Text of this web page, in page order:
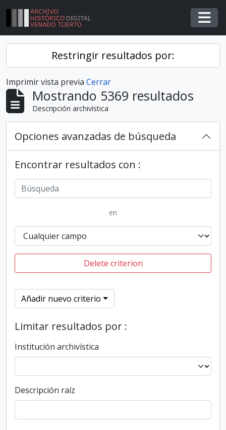
Skip to main content
Restringir resultados por:
Imprimir vista previa Cerrar
Mostrando 5369 resultados
Descripción archivística
Opciones avanzadas de búsqueda
Encontrar resultados con :
en
Delete criterion
Añadir nuevo criterio
Limitar resultados por :
Institución archivística
Descripción raíz